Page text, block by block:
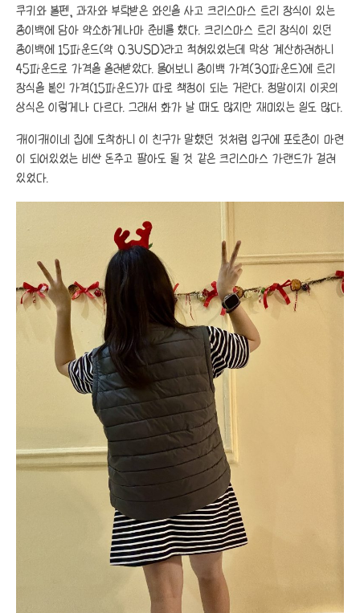
쿠키와 볼펜, 과자와 부탁받은 와인을 사고 크리스마스 트리 장식이 있는
종이백에 담아 약소하게나마 준비를 했다. 크리스마스 트리 장식이 있던
종이백에 15파운드(약 0.3USD)라고 적혀있었는데 막상 계산하려하니
45파운드로 가격을 올려받았다. 물어보니 종이백 가격(30파운드)에 트리
장식을 붙인 가격(15파운드)가 따로 책정이 되는 거란다. 정말이지 이곳의
상식은 이렇게나 다르다. 그래서 화가 날 때도 많지만 재미있는 일도 많다.
캐이캐이네 집에 도착하니 이 친구가 말했던 것처럼 입구에 포토존이 마련
이 되어있었는 비싼 돈주고 팔아도 될 것 같은 크리스마스 가랜드가 걸려
있었다.